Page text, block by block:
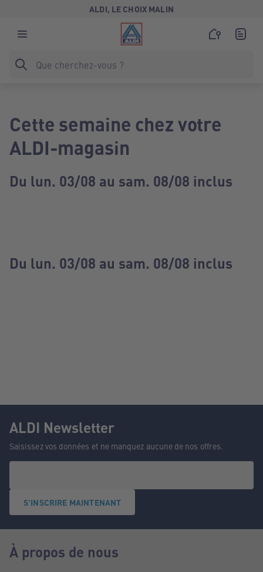
ALDI, LE CHOIX MALIN
Cette semaine chez votre
ALDI-magasin
Du lun. 03/08 au sam. 08/08 inclus
Du lun. 03/08 au sam. 08/08 inclus
ALDI Newsletter
Saisissez vos données et ne manquez aucune de nos offres.
S'INSCRIRE MAINTENANT
À propos de nous